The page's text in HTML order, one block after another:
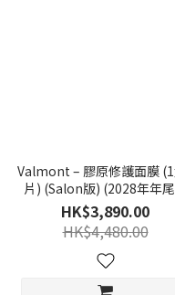
Valmont – 膠原修護面膜
片) (Salon版) (2028年年
期)
HK$3,890.00
HK$4,480.00